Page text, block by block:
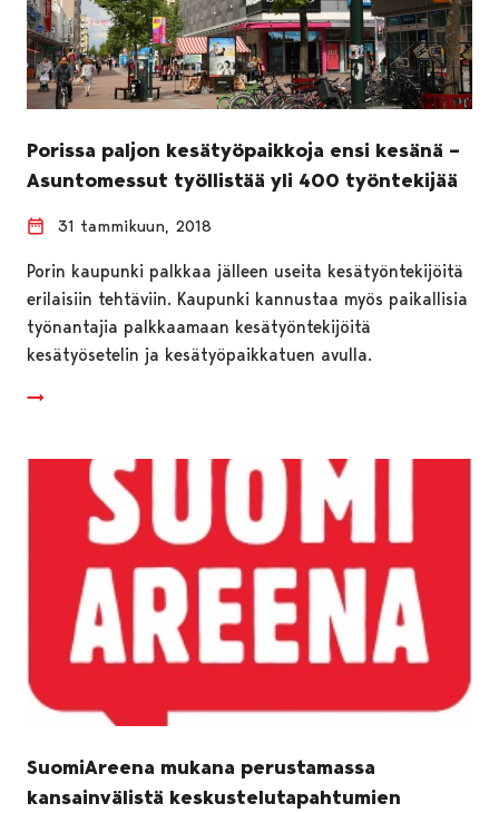
Porissa paljon kesätyöpaikkoja ensi kesänä –
Asuntomessut työllistää yli 400 työntekijää
31 tammikuun, 2018
Porin kaupunki palkkaa jälleen useita kesätyöntekijöitä
erilaisiin tehtäviin. Kaupunki kannustaa myös paikallisia
työnantajia palkkaamaan kesätyöntekijöitä
kesätyösetelin ja kesätyöpaikkatuen avulla.
SuomiAreena mukana perustamassa
kansainvälistä keskustelutapahtumien